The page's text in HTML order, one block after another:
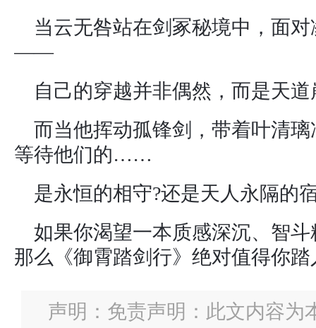
当云无咎站在剑冢秘境中，面
——
自己的穿越并非偶然，而是天
而当他挥动孤锋剑，带着叶清
等待他们的……
是永恒的相守?还是天人永隔的
如果你渴望一本质感深沉、智
那么《御霄踏剑行》绝对值得你
声明：免责声明：此文内容为